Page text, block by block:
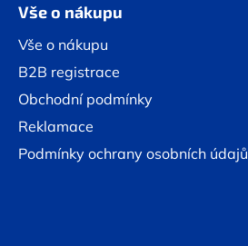
Vše o nákupu
Vše o nákupu
B2B registrace
Obchodní podmínky
Reklamace
Podmínky ochrany osobních údajů